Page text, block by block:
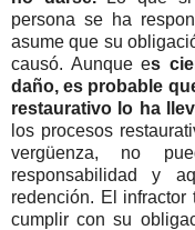
persona se ha
asume que su
causó. Aunque es
daño, es probable
restaurativo lo ha
los procesos
vergüenza, no
responsabilidad y
redención. El
cumplir con su